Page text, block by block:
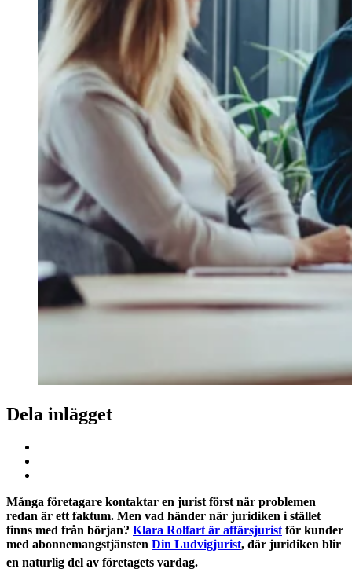
Dela inlägget
Många företagare kontaktar en jurist först när problemen
redan är ett faktum. Men vad händer när juridiken i stället
finns med från början? Klara Rolfart är affärsjuristför kunder
med abonnemangstjänsten Din Ludvigjurist, där juridiken blir
en naturlig del av företagets vardag.